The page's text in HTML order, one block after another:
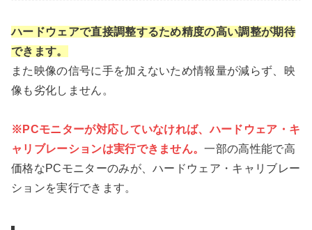
ハードウェアで直接調整するため精度の高い調整が期待
できます。
また映像の信号に手を加えないため情報量が減らず、映
像も劣化しません。
※PCモニターが対応していなければ、ハードウェア・キ
ャリブレーションは実行できません。一部の高性能で高
価格なPCモニターのみが、ハードウェア・キャリブレー
ションを実行できます。